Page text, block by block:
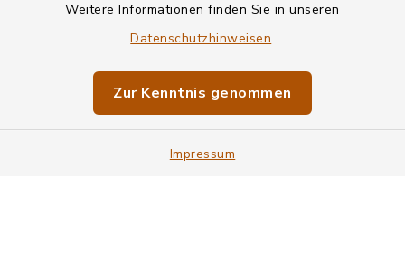
Weitere Informationen finden Sie in unseren
Datenschutzhinweisen.
Zur Kenntnis genommen
Impressum
Informationspflichten
Impressum
Sitemap